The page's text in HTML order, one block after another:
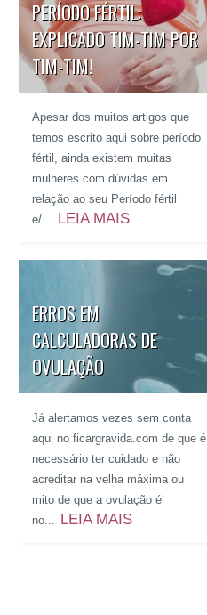
PERÍODO FÉRTIL:
EXPLICADO TIM-TIM POR
TIM-TIM!
Apesar dos muitos artigos que
temos escrito aqui sobre período
fértil, ainda existem muitas
mulheres com dúvidas em
relação ao seu Período fértil
e/...
LEIA MAIS
ERROS EM
CALCULADORAS DE
OVULAÇÃO
Já alertamos vezes sem conta
aqui no ficargravida.com de que é
necessário ter cuidado e não
acreditar na velha máxima ou
mito de que a ovulação é
no...
LEIA MAIS